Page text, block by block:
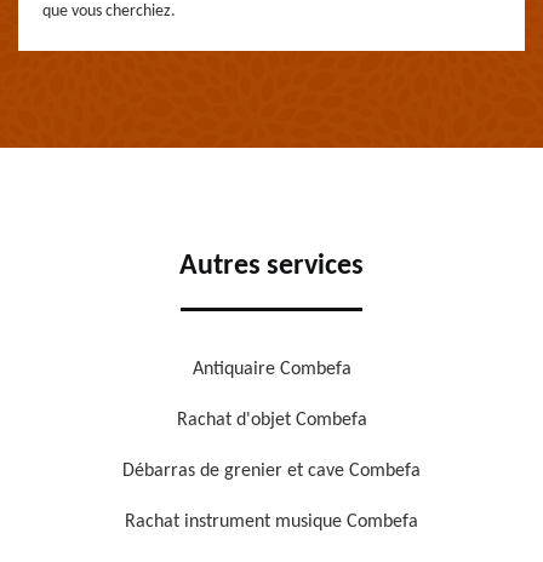
que vous cherchiez.
Autres services
Antiquaire Combefa
Rachat d'objet Combefa
Débarras de grenier et cave Combefa
Rachat instrument musique Combefa